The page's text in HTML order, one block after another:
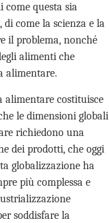
questa sia
come la scienza e la
il problema, nonché
alimenti che
alimentare.
alimentare costituisce
le dimensioni globali
richiedono una
dei prodotti, che oggi
globalizzazione ha
più complessa e
soddisfare la